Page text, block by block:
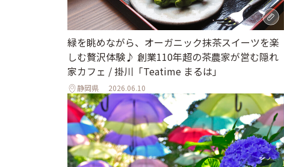
緑を眺めながら、オーガニック抹茶スイーツを楽
しむ贅沢体験♪ 創業110年超の茶農家が営む隠れ
家カフェ / 掛川「Teatime まるは」
静岡県 2026.06.10